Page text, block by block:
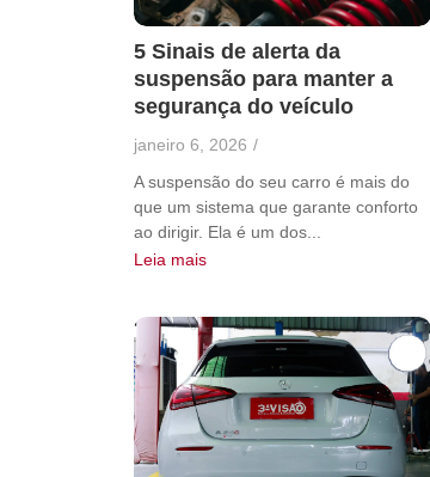
5 Sinais de alerta da
suspensão para manter a
segurança do veículo
janeiro 6, 2026 /
A suspensão do seu carro é mais do
que um sistema que garante conforto
ao dirigir. Ela é um dos...
Leia mais